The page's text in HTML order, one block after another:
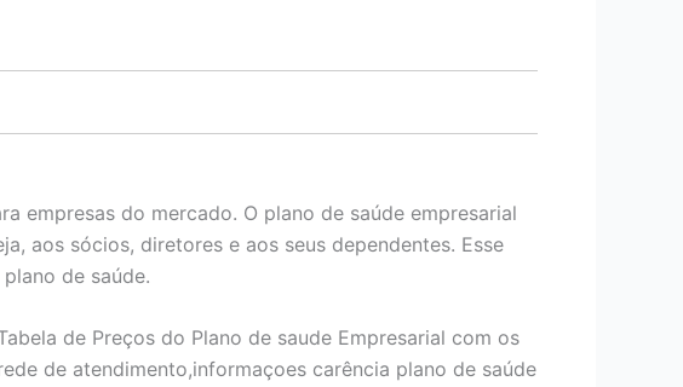
empresas do mercado. O plano de saúde empresarial
aos sócios, diretores e aos seus dependentes. Esse
de saúde.
de Preços do Plano de saude Empresarial com os
de atendimento,informaçoes carência plano de saúde